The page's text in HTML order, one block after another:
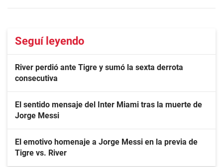
Seguí leyendo
River perdió ante Tigre y sumó la sexta derrota
consecutiva
El sentido mensaje del Inter Miami tras la muerte de
Jorge Messi
El emotivo homenaje a Jorge Messi en la previa de
Tigre vs. River